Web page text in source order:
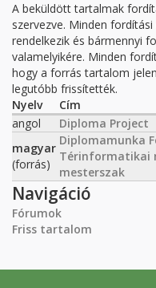
A beküldött tartalmak
szervezve. Minden
rendelkezik és bármennyi
valamelyikére. Minden
hogy a forrás tartalom
legutóbb frissítették.
Nyelv
Cím
angol
Diploma Project
magyar
(forrás)
Diplomamunka
Térinformatikai
mesterszak
Navigáció
Fórumok
Friss tartalom